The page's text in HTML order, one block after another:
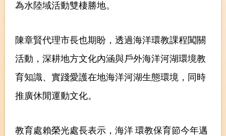
為水陸域活動雙棲勝地。
陳章賢代理市長也期盼，透過海洋環教課程闖關
活動，深耕地方文化內涵與戶外海洋河湖環境教
育知識、實踐愛護在地海洋河湖生態環境，同時
推廣休閒運動文化。
教育處賴榮光處長表示，海洋 環教保育節今年邁